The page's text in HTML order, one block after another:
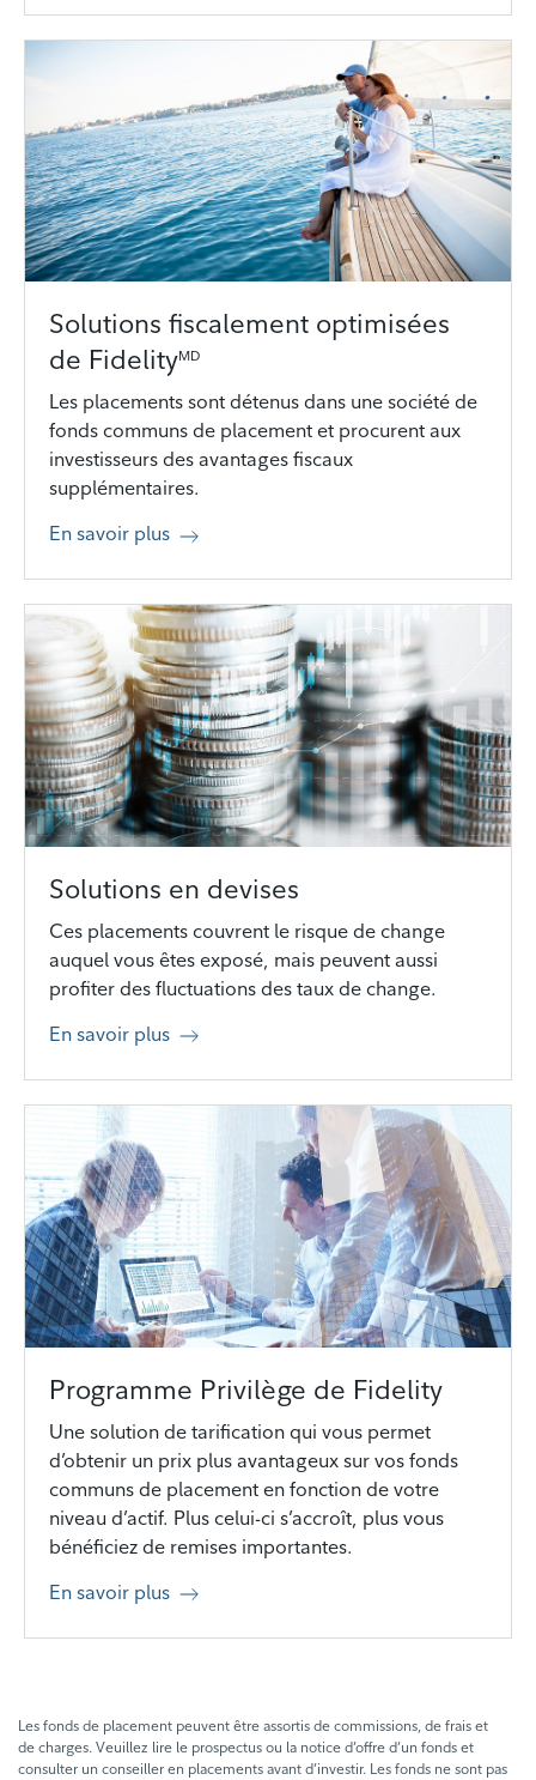
Solutions fiscalement optimisées
de FidelityMD
Les placements sont détenus dans une société de
fonds communs de placement et procurent aux
investisseurs des avantages fiscaux
supplémentaires.
En savoir plus
Solutions en devises
Ces placements couvrent le risque de change
auquel vous êtes exposé, mais peuvent aussi
profiter des fluctuations des taux de change.
En savoir plus
Programme Privilège de Fidelity
Une solution de tarification qui vous permet
d’obtenir un prix plus avantageux sur vos fonds
communs de placement en fonction de votre
niveau d’actif. Plus celui-ci s’accroît, plus vous
bénéficiez de remises importantes.
En savoir plus
Les fonds de placement peuvent être assortis de commissions, de frais et
de charges. Veuillez lire le prospectus ou la notice d’offre d’un fonds et
consulter un conseiller en placements avant d’investir. Les fonds ne sont pas